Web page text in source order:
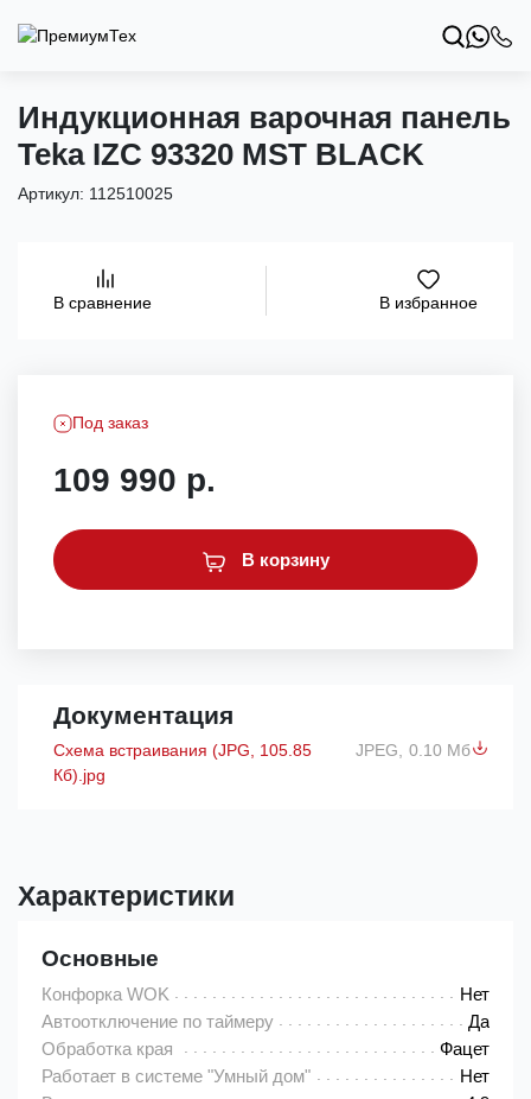
Индукционная варочная панель
Teka IZC 93320 MST BLACK
Артикул: 112510025
В сравнение В избранное
Под заказ
109 990 р.
В корзину
Документация
Схема встраивания (JPG, 105.85
Кб).jpg
JPEG, 0.10 Мб
Характеристики
Основные
Конфорка WOK
Нет
Автоотключение по таймеру
Да
Обработка края
Фацет
Работает в системе "Умный дом"
Нет